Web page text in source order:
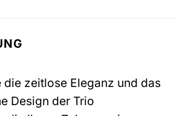
die zeitlose Eleganz und das
Design der Trio